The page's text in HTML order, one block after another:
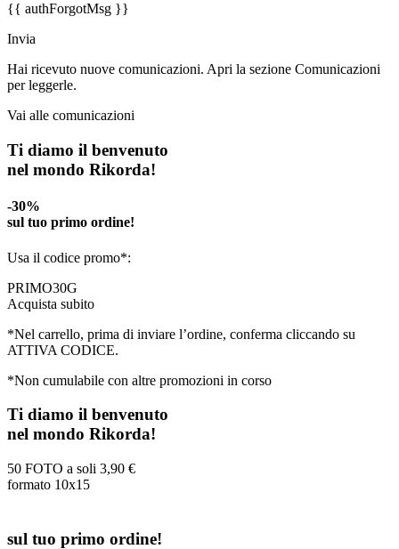
{{ authForgotMsg }}
Invia
Hai ricevuto nuove comunicazioni. Apri la sezione Comunicazioni
per leggerle.
Vai alle comunicazioni
Ti diamo il benvenuto
nel mondo Rikorda!
-30%
sul tuo primo ordine!
Usa il codice promo*:
PRIMO30G
Acquista subito
*Nel carrello, prima di inviare l’ordine, conferma cliccando su
ATTIVA CODICE.
*Non cumulabile con altre promozioni in corso
Ti diamo il benvenuto
nel mondo Rikorda!
50 FOTO a soli 3,90 €
formato 10x15
sul tuo primo ordine!